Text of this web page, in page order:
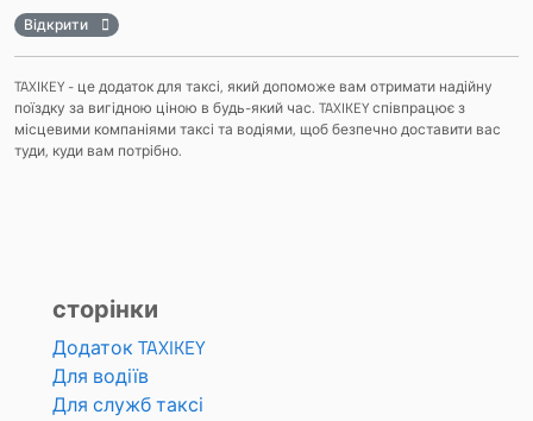
Відкрити
TAXIKEY - це додаток для таксі, який допоможе вам отримати надійну
поїздку за вигідною ціною в будь-який час. TAXIKEY співпрацює з
місцевими компаніями таксі та водіями, щоб безпечно доставити вас
туди, куди вам потрібно.
сторінки
Додаток TAXIKEY
Для водіїв
Для служб таксі